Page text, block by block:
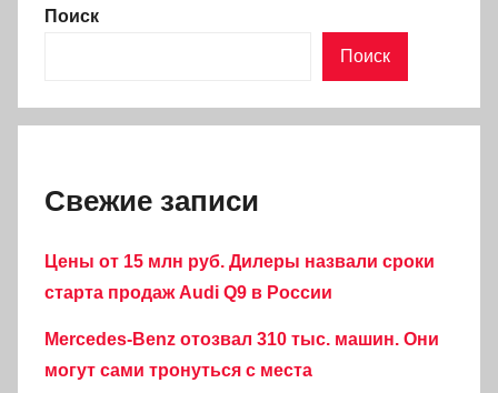
Поиск
Поиск
Свежие записи
Цены от 15 млн руб. Дилеры назвали сроки
старта продаж Audi Q9 в России
Mercedes-Benz отозвал 310 тыс. машин. Они
могут сами тронуться с места